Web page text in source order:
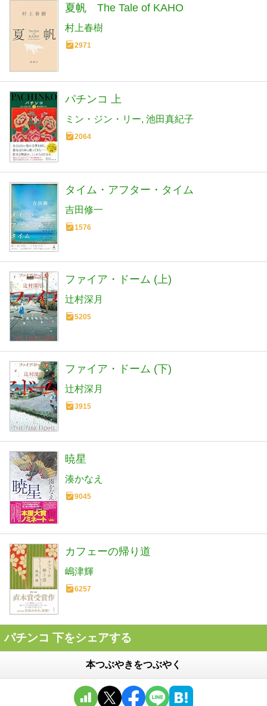
夏帆 The Tale of KAHO
村上春樹
2971
パチンコ 上
ミン・ジン・リー 池田真紀子
2064
タイム・アフター・タイム
吉田修一
1576
ファイア・ドーム (上)
辻村深月
5205
ファイア・ドーム (下)
辻村深月
3915
暁星
湊かなえ
9045
カフェーの帰り道
嶋津輝
6257
パチンコ 下をシェアする
本つぶやきをつぶやく